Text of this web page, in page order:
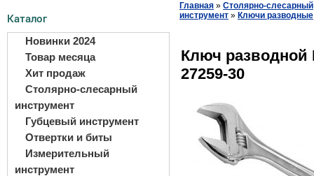
Каталог
Новинки 2024
Товар месяца
Хит продаж
Столярно-слесарный
инструмент
Губцевый инструмент
Отвертки и биты
Измерительный
инструмент
Главная » Столярно-слесарный
инструмент » Ключи разводные
Ключ разводной
27259-30